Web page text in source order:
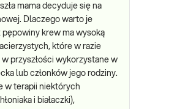
mama decyduje się na
Dlaczego warto je
pępowiny krew ma wysoką
które w razie
przyszłości wykorzystane w
lub członków jego rodziny.
w terapii niektórych
i białaczki),